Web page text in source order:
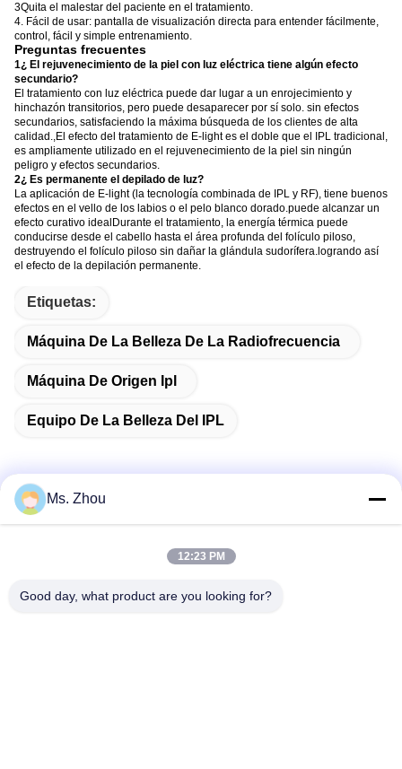
3Quita el malestar del paciente en el tratamiento.
4. Fácil de usar: pantalla de visualización directa para entender fácilmente,
control, fácil y simple entrenamiento.
Preguntas frecuentes
1¿ El rejuvenecimiento de la piel con luz eléctrica tiene algún efecto
secundario?
El tratamiento con luz eléctrica puede dar lugar a un enrojecimiento y
hinchazón transitorios, pero puede desaparecer por sí solo. sin efectos
secundarios, satisfaciendo la máxima búsqueda de los clientes de alta
calidad.,El efecto del tratamiento de E-light es el doble que el IPL tradicional,
es ampliamente utilizado en el rejuvenecimiento de la piel sin ningún
peligro y efectos secundarios.
2¿ Es permanente el depilado de luz?
La aplicación de E-light (la tecnología combinada de IPL y RF), tiene buenos
efectos en el vello de los labios o el pelo blanco dorado.puede alcanzar un
efecto curativo idealDurante el tratamiento, la energía térmica puede
conducirse desde el cabello hasta el área profunda del folículo piloso,
destruyendo el folículo piloso sin dañar la glándula sudorífera.logrando así
el efecto de la depilación permanente.
Etiquetas:
Máquina De La Belleza De La Radiofrecuencia
Máquina De Origen Ipl
Equipo De La Belleza Del IPL
Camino de No.58 Dazhuang, calle de TianGongYuan,
Ms. Zhou
12:23 PM
Good day, what product are you looking for?